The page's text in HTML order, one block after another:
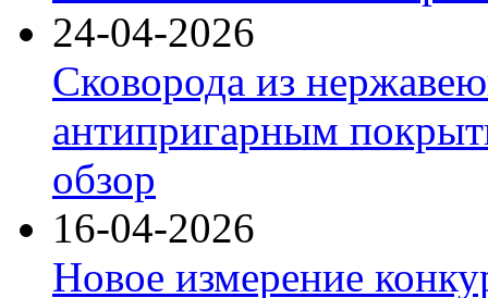
24-04-2026
Сковорода из
антипригарным
обзор
16-04-2026
Новое измерение